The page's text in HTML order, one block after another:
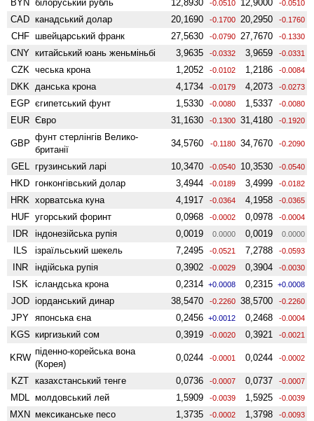
BYN білоруський рубль 12,8930 -0.0510 12,9000 -0.0510
CAD канадський долар 20,1690 -0.1700 20,2950 -0.1760
CHF швейцарський франк 27,5630 -0.0790 27,7670 -0.1330
CNY китайський юань женьмiньбi 3,9635 -0.0332 3,9659 -0.0331
CZK чеська крона 1,2052 -0.0102 1,2186 -0.0084
DKK данська крона 4,1734 -0.0179 4,2073 -0.0273
EGP єгипетський фунт 1,5330 -0.0080 1,5337 -0.0080
EUR Євро 31,1630 -0.1300 31,4180 -0.1920
GBP
фунт стерлінгів Велико­
британії
34,5760 -0.1180 34,7670 -0.2090
GEL грузинський ларі 10,3470 -0.0540 10,3530 -0.0540
HKD гонконгівський долар 3,4944 -0.0189 3,4999 -0.0182
HRK хорватська куна 4,1917 -0.0364 4,1958 -0.0365
HUF угорський форинт 0,0968 -0.0002 0,0978 -0.0004
IDR індонезійська рупія 0,0019 0.0000 0,0019 0.0000
ILS ізраїльський шекель 7,2495 -0.0521 7,2788 -0.0593
INR індійська рупія 0,3902 -0.0029 0,3904 -0.0030
ISK ісландська крона 0,2314 +0.0008 0,2315 +0.0008
JOD іорданський динар 38,5470 -0.2260 38,5700 -0.2260
JPY японська єна 0,2456 +0.0012 0,2468 -0.0004
KGS киргизький сом 0,3919 -0.0020 0,3921 -0.0021
KRW
піденно-корейська вона
(Корея)
0,0244 -0.0001 0,0244 -0.0002
KZT казахстанський тенге 0,0736 -0.0007 0,0737 -0.0007
MDL молдовський лей 1,5909 -0.0039 1,5925 -0.0039
MXN мексиканське песо 1,3735 -0.0002 1,3798 -0.0093